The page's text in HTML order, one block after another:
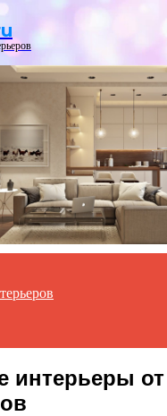
интерьеры